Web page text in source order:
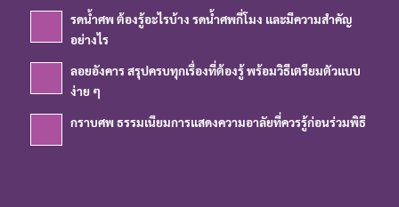
รดน้ำศพ ต้องรู้อะไรบ้าง รดน้ำศพกี่โมง และมีความสำคัญ
อย่างไร
ลอยอังคาร สรุปครบทุกเรื่องที่ต้องรู้ พร้อมวิธีเตรียมตัวแบบ
ง่าย ๆ
กราบศพ ธรรมเนียมการแสดงความอาลัยที่ควรรู้ก่อนร่วมพิธี